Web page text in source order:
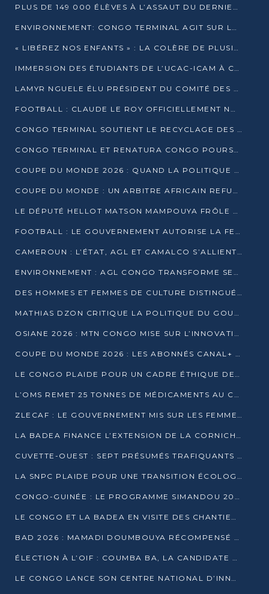
PLUS DE 149 000 ÉLÈVES À L’ASSAUT DU DERNIER CEPE
ENVIRONNEMENT: CONGO TERMINAL AGIT SUR LE TERRAIN ET FORME LES PLUS JEUNES
« LIBÉREZ NOS ENFANTS » : LA COLÈRE DE PLUSIEURS MÈRES À BRAZZAVILLE CONTRE LA DGSP
IMMERSION DES ÉTUDIANTS DE L’UCAC-ICAM À CONGO TERMINAL
LAMYR NGUELE ÉLU PRÉSIDENT DU COMITÉ DES MEMBRES D’HONNEUR DU PCT
FOOTBALL : CLAUDE LE ROY OFFICIELLEMENT NOMMÉ SÉLECTIONNEUR DU CONGO
CONGO TERMINAL SOUTIENT LE RECYCLAGE DES DÉCHETS PLASTIQUES À POINTE-NOIRE
CONGO TERMINAL ET RENATURA CONGO POURSUIVENT LEUR COMBAT POUR LA BIODIVERSITÉ
COUPE DU MONDE 2026 : QUAND LA POLITIQUE MENACE L’UNIVERSALITÉ DU FOOTBALL
COUPE DU MONDE : UN ARBITRE AFRICAIN REFUSÉ À L’ENTRÉE DES ÉTATS-UNIS
LE DÉPUTÉ HELLOT MATSON MAMPOUYA FRÔLE LA MORT LORS D’UNE EMBUSCADE DZNS LE POOL
FOOTBALL : LE GOUVERNEMENT AUTORISE LA FECOFOOT À OCCUPER LES COMPLEXES SPORTIFS
CAMEROUN : L’ÉTAT, AGL ET CAMALCO S’ALLIENT POUR UN MÉGA-PROJET FERROVIAIRE
ENVIRONNEMENT : AGL CONGO TRANSFORME SES DÉCHETS EN OUTILS DE FORMATION
DES HOMMES ET FEMMES DE CULTURE DISTINGUÉS POUR LEUR ENGAGEMENT PAR BANTOU CULTURE
MATHIAS DZON CRITIQUE LA POLITIQUE DU GOUVERNEMENT ET ALERTE SUR LA DETTE DU CONGO
OSIANE 2026 : MTN CONGO MISE SUR L’INNOVATION POUR RELEVER LES DÉFIS AFRICAINS
COUPE DU MONDE 2026 : LES ABONNÉS CANAL+ AU CONGO DÉÇUS À QUELQUES JOURS DU COUP D’ENVOI
LE CONGO PLAIDE POUR UN CADRE ÉTHIQUE DE L’INTELLIGENCE ARTIFICIELLE À DAKAR
L’OMS REMET 25 TONNES DE MÉDICAMENTS AU CONGO POUR RENFORCER LA RIPOSTE AUX ÉPIDÉMIES
ZLECAF : LE GOUVERNEMENT MIS SUR LES FEMMES ENTREPRENEURES
LA BADEA FINANCE L’EXTENSION DE LA CORNICHE SUD DE BRAZZAVILLE
CUVETTE-OUEST : SEPT PRÉSUMÉS TRAFIQUANTS DE FAUNE INTERPELLÉS À EWO ET KELLÉ
LA SNPC PLAIDE POUR UNE TRANSITION ÉCOLOGIQUE PROGRESSIVE
CONGO-GUINÉE : LE PROGRAMME SIMANDOU 2040 AU CŒUR DES ÉCHANGES À LA BAD
LE CONGO ET LA BADEA EN VISITE DES CHANTIERS
BAD 2026 : MAMADI DOUMBOUYA RÉCOMPENSÉ PAR LE TROPHÉE BABACAR NDIAYE À BRAZZAVILLE
ÉLECTION À L’OIF : COUMBA BA, LA CANDIDATE DISCRÈTE QUI BOUSCULE LE JEU DIPLOMATIQUE
LE CONGO LANCE SON CENTRE NATIONAL D’INNOVATION